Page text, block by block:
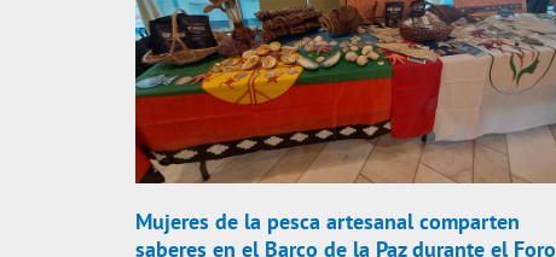
Mujeres de la pesca artesanal comparten
saberes en el Barco de la Paz durante el Foro